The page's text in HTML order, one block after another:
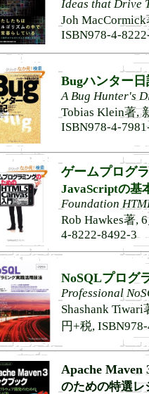
Ideas that Drive
Joh
ISBN978-4-
Bugハンター日
A Bug Hunter's
Tobias Klein著,
ISBN978-4-
ゲームプログ
JavaScriptの基
Foundation
Rob Hawkes著,
4-8222-8492-3
NoSQLプログ
Professional
Shashank
円+税,
Apache Maven
のための特選レ